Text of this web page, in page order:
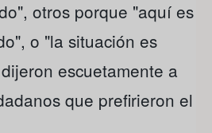
otros porque "aquí es
o "la situación es
escuetamente a
que prefirieron el